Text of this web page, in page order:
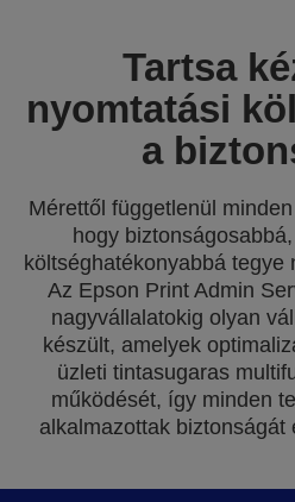
Tartsa
nyomtatási
a
Mérettől függetlenül
hogy
költséghatékonyabbá tegye
Az Epson Print Admin
nagyvállalatokig olyan
készült, amelyek
üzleti tintasugaras
működését, így minden
alkalmazottak biztonságát